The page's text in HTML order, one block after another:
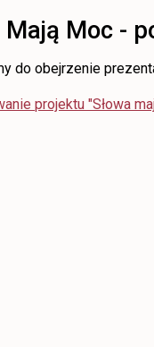
Mają Moc -
do obejrzenie
projektu "Słowa